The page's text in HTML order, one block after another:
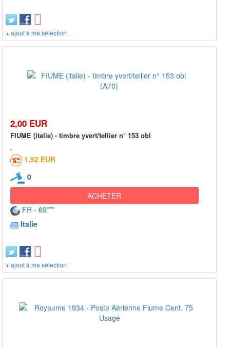
+ ajout à ma sélection
2,00 EUR
FIUME (italie) - timbre yvert/tellier n° 153 obl
1,52 EUR
0
ACHETER
FR - 69***
Italie
+ ajout à ma sélection